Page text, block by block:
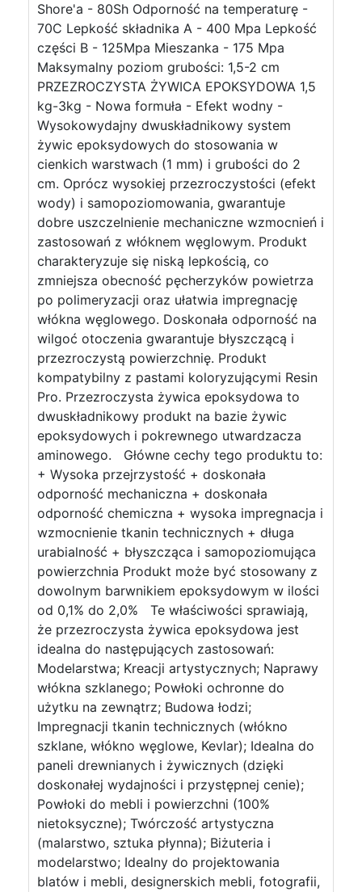
Shore'a - 80Sh Odporność na temperaturę -
70C Lepkość składnika A - 400 Mpa Lepkość
części B - 125Mpa Mieszanka - 175 Mpa
Maksymalny poziom grubości: 1,5-2 cm
PRZEZROCZYSTA ŻYWICA EPOKSYDOWA 1,5
kg-3kg - Nowa formuła - Efekt wodny -
Wysokowydajny dwuskładnikowy system
żywic epoksydowych do stosowania w
cienkich warstwach (1 mm) i grubości do 2
cm. Oprócz wysokiej przezroczystości (efekt
wody) i samopoziomowania, gwarantuje
dobre uszczelnienie mechaniczne wzmocnień i
zastosowań z włóknem węglowym. Produkt
charakteryzuje się niską lepkością, co
zmniejsza obecność pęcherzyków powietrza
po polimeryzacji oraz ułatwia impregnację
włókna węglowego. Doskonała odporność na
wilgoć otoczenia gwarantuje błyszczącą i
przezroczystą powierzchnię. Produkt
kompatybilny z pastami koloryzującymi Resin
Pro. Przezroczysta żywica epoksydowa to
dwuskładnikowy produkt na bazie żywic
epoksydowych i pokrewnego utwardzacza
aminowego. Główne cechy tego produktu to:
+ Wysoka przejrzystość + doskonała
odporność mechaniczna + doskonała
odporność chemiczna + wysoka impregnacja i
wzmocnienie tkanin technicznych + długa
urabialność + błyszcząca i samopoziomująca
powierzchnia Produkt może być stosowany z
dowolnym barwnikiem epoksydowym w ilości
od 0,1% do 2,0% Te właściwości sprawiają,
że przezroczysta żywica epoksydowa jest
idealna do następujących zastosowań:
Modelarstwa; Kreacji artystycznych; Naprawy
włókna szklanego; Powłoki ochronne do
użytku na zewnątrz; Budowa łodzi;
Impregnacji tkanin technicznych (włókno
szklane, włókno węglowe, Kevlar); Idealna do
paneli drewnianych i żywicznych (dzięki
doskonałej wydajności i przystępnej cenie);
Powłoki do mebli i powierzchni (100%
nietoksyczne); Twórczość artystyczna
(malarstwo, sztuka płynna); Biżuteria i
modelarstwo; Idealny do projektowania
blatów i mebli, designerskich mebli, fotografii,